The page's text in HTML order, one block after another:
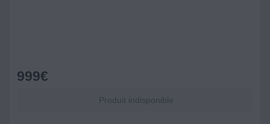
999€
Produit indisponible